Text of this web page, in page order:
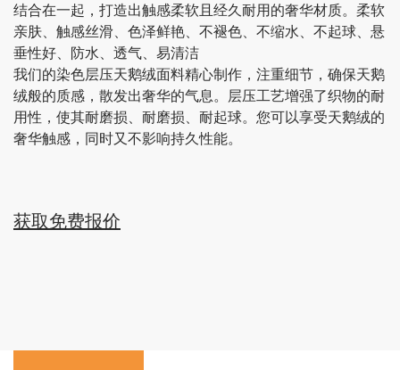
结合在一起，打造出触感柔软且经久耐用的奢华材质。柔软
亲肤、触感丝滑、色泽鲜艳、不褪色、不缩水、不起球、悬
垂性好、防水、透气、易清洁
我们的染色层压天鹅绒面料精心制作，注重细节，确保天鹅
绒般的质感，散发出奢华的气息。层压工艺增强了织物的耐
用性，使其耐磨损、耐磨损、耐起球。您可以享受天鹅绒的
奢华触感，同时又不影响持久性能。
获取免费报价